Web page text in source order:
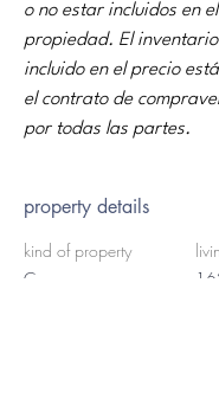
o no estar incluidos en
propiedad. El
incluido en el precio
el contrato de
por todas las partes.
property details
kind of property
Casa